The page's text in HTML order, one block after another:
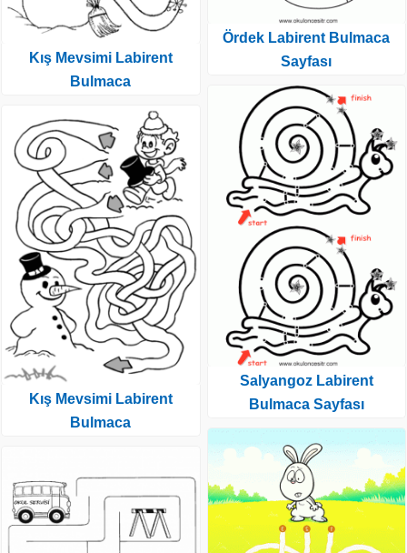
Kış Mevsimi Labirent
Bulmaca
Kış Mevsimi Labirent
Bulmaca
Ördek Labirent Bulmaca
Sayfası
Salyangoz Labirent
Bulmaca Sayfası